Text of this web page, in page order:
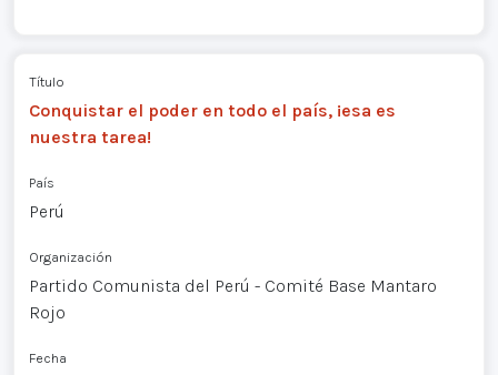
Título
Conquistar el poder en todo el país, ¡esa es
nuestra tarea!
País
Perú
Organización
Partido Comunista del Perú - Comité Base Mantaro
Rojo
Fecha